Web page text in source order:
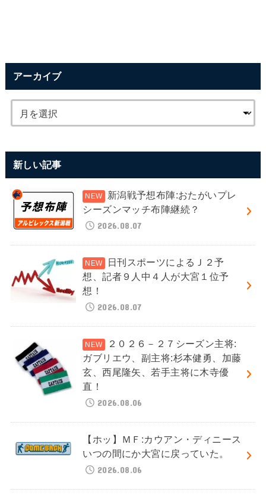
アーカイブ
新しい記事
新潟戦予想布陣:おたがいプレ
シーズンマッチ布陣継続？
2026.08.07
日刊スポーツによるＪ２予
想、記者９人中４人が大宮１位予
想！
2026.08.07
２０２６－２７シーズン主将:
ガブリエウ、副主将:杉本健勇、加藤
玄、西尾隆矢、若手主将に木寺優
直！
2026.08.06
【ホッ】ＭＦ:カウアン・ディニース
いつの間にか大宮に戻っていた。
2026.08.06